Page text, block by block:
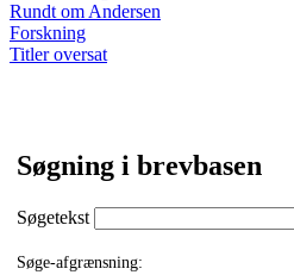
Rundt om Andersen
Forskning
Titler oversat
Søgning i brevbasen
Søgetekst
Søge-afgrænsning: